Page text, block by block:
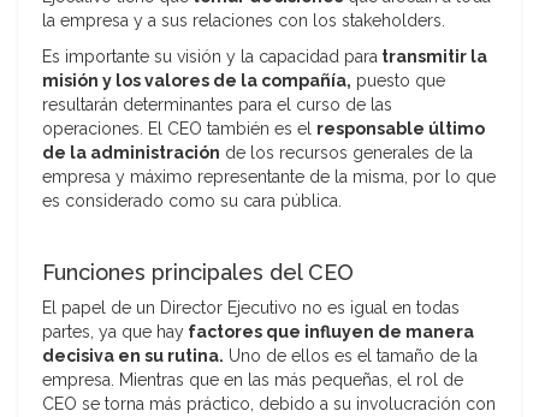
la empresa y a sus relaciones con los stakeholders.
Es importante su visión y la capacidad para transmitir la
misión y los valores de la compañía, puesto que
resultarán determinantes para el curso de las
operaciones. El CEO también es el responsable último
de la administración de los recursos generales de la
empresa y máximo representante de la misma, por lo que
es considerado como su cara pública.
Funciones principales del CEO
El papel de un Director Ejecutivo no es igual en todas
partes, ya que hay factores que influyen de manera
decisiva en su rutina. Uno de ellos es el tamaño de la
empresa. Mientras que en las más pequeñas, el rol de
CEO se torna más práctico, debido a su involucración con